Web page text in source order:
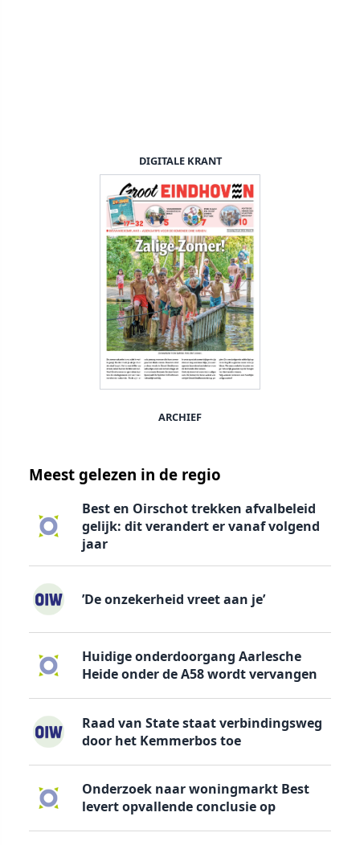
DIGITALE KRANT
ARCHIEF
Meest gelezen in de regio
Best en Oirschot trekken afvalbeleid
gelijk: dit verandert er vanaf volgend
jaar
’De onzekerheid vreet aan je’
Huidige onderdoorgang Aarlesche
Heide onder de A58 wordt vervangen
Raad van State staat verbindingsweg
door het Kemmerbos toe
Onderzoek naar woningmarkt Best
levert opvallende conclusie op